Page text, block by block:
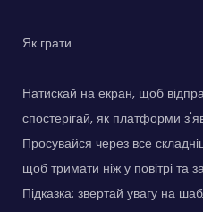
Як грати
Натискай на екран, щоб
спостерігай, як платформи
Просувайся через все
щоб тримати ніж у повітрі та
Підказка: звертай увагу на